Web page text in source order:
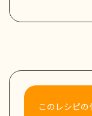
このレシピの